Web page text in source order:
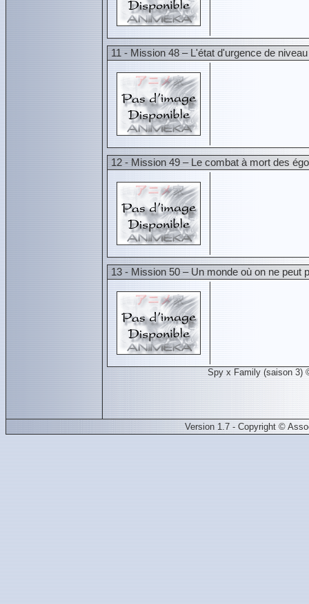
11 - Mission 48 – L'état d'urgence de
12 - Mission 49 – Le combat à mort des
13 - Mission 50 – Un monde où on ne peut
Spy x Family (saison 3)
Version 1.7 - Copyright ©